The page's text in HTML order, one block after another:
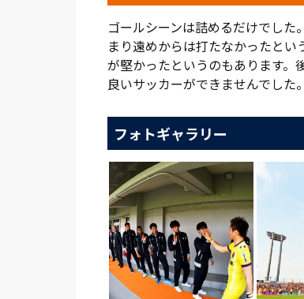
ゴールシーンは詰めるだけでし
まり遠めからは打たなかったと
が堅かったというのもあります。
良いサッカーができませんでした
フォトギャラリー